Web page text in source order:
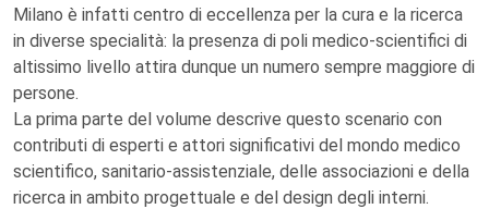
Milano è infatti centro di eccellenza per la cura e la ricerca
in diverse specialità: la presenza di poli medico-scientifici di
altissimo livello attira dunque un numero sempre maggiore di
persone.
La prima parte del volume descrive questo scenario con
contributi di esperti e attori significativi del mondo medico
scientifico, sanitario-assistenziale, delle associazioni e della
ricerca in ambito progettuale e del design degli interni.